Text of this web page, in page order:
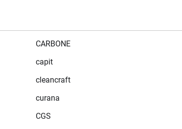
CARBONE
capit
cleancraft
curana
CGS